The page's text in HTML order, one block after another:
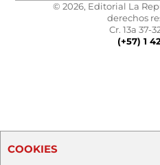
© 2026, Editorial La
derechos
Cr. 13a 37-
(+57) 1
COOKIES